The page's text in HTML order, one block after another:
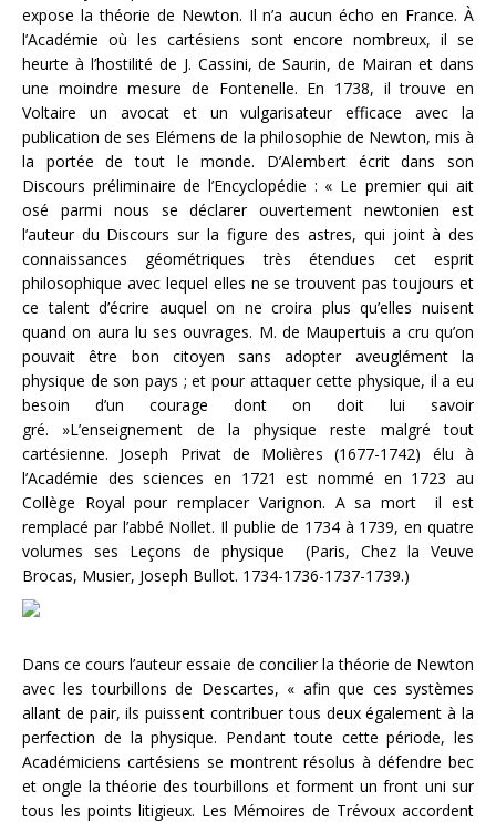
expose la théorie de Newton. Il n’a aucun écho en France. À
l’Académie où les cartésiens sont encore nombreux, il se
heurte à l’hostilité de J. Cassini, de Saurin, de Mairan et dans
une moindre mesure de Fontenelle. En 1738, il trouve en
Voltaire un avocat et un vulgarisateur efficace avec la
publication de ses Elémens de la philosophie de Newton, mis à
la portée de tout le monde. D’Alembert écrit dans son
Discours préliminaire de l’Encyclopédie : « Le premier qui ait
osé parmi nous se déclarer ouvertement newtonien est
l’auteur du Discours sur la figure des astres, qui joint à des
connaissances géométriques très étendues cet esprit
philosophique avec lequel elles ne se trouvent pas toujours et
ce talent d’écrire auquel on ne croira plus qu’elles nuisent
quand on aura lu ses ouvrages. M. de Maupertuis a cru qu’on
pouvait être bon citoyen sans adopter aveuglément la
physique de son pays ; et pour attaquer cette physique, il a eu
besoin d’un courage dont on doit lui savoir
gré. »L’enseignement de la physique reste malgré tout
cartésienne. Joseph Privat de Molières (1677-1742) élu à
l’Académie des sciences en 1721 est nommé en 1723 au
Collège Royal pour remplacer Varignon. A sa mort il est
remplacé par l’abbé Nollet. Il publie de 1734 à 1739, en quatre
volumes ses Leçons de physique (Paris, Chez la Veuve
Brocas, Musier, Joseph Bullot. 1734-1736-1737-1739.)
Dans ce cours l’auteur essaie de concilier la théorie de Newton
avec les tourbillons de Descartes, « afin que ces systèmes
allant de pair, ils puissent contribuer tous deux également à la
perfection de la physique. Pendant toute cette période, les
Académiciens cartésiens se montrent résolus à défendre bec
et ongle la théorie des tourbillons et forment un front uni sur
tous les points litigieux. Les Mémoires de Trévoux accordent